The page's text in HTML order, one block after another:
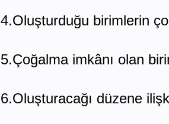
4.Oluşturduğu birimlerin
5.Çoğalma imkânı olan
6.Oluşturacağı düzene